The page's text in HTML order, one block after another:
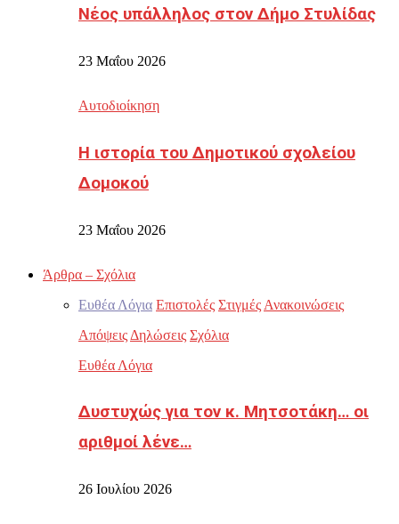
Νέος υπάλληλος στον Δήμο Στυλίδας
23 Μαΐου 2026
Αυτοδιοίκηση
Η ιστορία του Δημοτικού σχολείου
Δομοκού
23 Μαΐου 2026
Άρθρα – Σχόλια
Ευθέα Λόγια Επιστολές Στιγμές Ανακοινώσεις
Απόψεις Δηλώσεις Σχόλια
Ευθέα Λόγια
Δυστυχώς για τον κ. Μητσοτάκη… οι
αριθμοί λένε…
26 Ιουλίου 2026